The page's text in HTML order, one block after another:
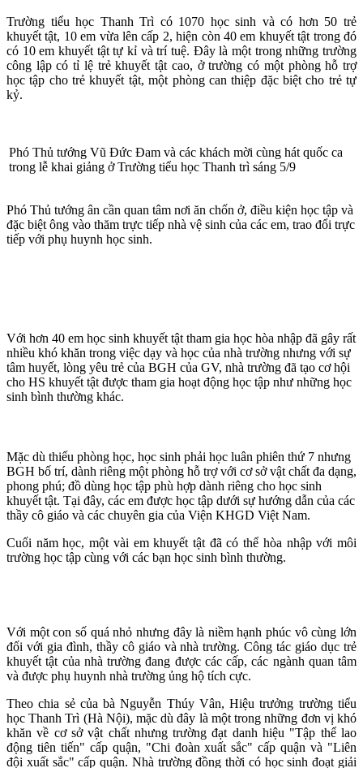
Trường tiểu học Thanh Trì có 1070 học sinh và có hơn 50 trẻ
khuyết tật, 10 em vừa lên cấp 2, hiện còn 40 em khuyết tật trong đó
có 10 em khuyết tật tự kỉ và trí tuệ. Đây là một trong những trường
công lập có tỉ lệ trẻ khuyết tật cao, ở trường có một phòng hỗ trợ
học tập cho trẻ khuyết tật, một phòng can thiệp đặc biệt cho trẻ tự
kỷ.
Phó Thủ tướng Vũ Đức Đam và các khách mời cùng hát quốc ca
trong lễ khai giảng ở Trường tiểu học Thanh trì sáng 5/9
Phó Thủ tướng ân cần quan tâm nơi ăn chốn ở, điều kiện học tập và
đặc biệt ông vào thăm trực tiếp nhà vệ sinh của các em, trao đổi trực
tiếp với phụ huynh học sinh.
Với hơn 40 em học sinh khuyết tật tham gia học hòa nhập đã gây rất
nhiều khó khăn trong việc dạy và học của nhà trường nhưng với sự
tâm huyết, lòng yêu trẻ của BGH của GV, nhà trường đã tạo cơ hội
cho HS khuyết tật được tham gia hoạt động học tập như những học
sinh bình thường khác.
Mặc dù thiếu phòng học, học sinh phải học luân phiên thứ 7 nhưng
BGH bố trí, dành riêng một phòng hỗ trợ với cơ sở vật chất đa dạng,
phong phú; đồ dùng học tập phù hợp dành riêng cho học sinh
khuyết tật. Tại đây, các em được học tập dưới sự hướng dẫn của các
thầy cô giáo và các chuyên gia của Viện KHGD Việt Nam.
Cuối năm học, một vài em khuyết tật đã có thể hòa nhập với môi
trường học tập cùng với các bạn học sinh bình thường.
Với một con số quá nhỏ nhưng đây là niềm hạnh phúc vô cùng lớn
đối với gia đình, thầy cô giáo và nhà trường. Công tác giáo dục trẻ
khuyết tật của nhà trường đang được các cấp, các ngành quan tâm
và được phụ huynh nhà trường ủng hộ tích cực.
Theo chia sẻ của bà Nguyễn Thúy Vân, Hiệu trưởng trường tiểu
học Thanh Trì (Hà Nội), mặc dù đây là một trong những đơn vị khó
khăn về cơ sở vật chất nhưng trường đạt danh hiệu "Tập thể lao
động tiên tiến" cấp quận, "Chi đoàn xuất sắc" cấp quận và "Liên
đội xuất sắc" cấp quận. Nhà trường đồng thời có học sinh đoạt giải